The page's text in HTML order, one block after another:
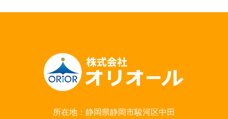
所在地：静岡県静岡市駿河区中田